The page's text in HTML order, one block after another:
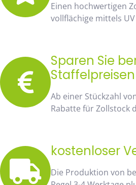
Einen hochwertigen
vollflächige mittels
Sparen Sie
Staffelpreisen
Ab einer Stückzahl
Rabatte für Zollstock
kostenloser
Die Produktion von